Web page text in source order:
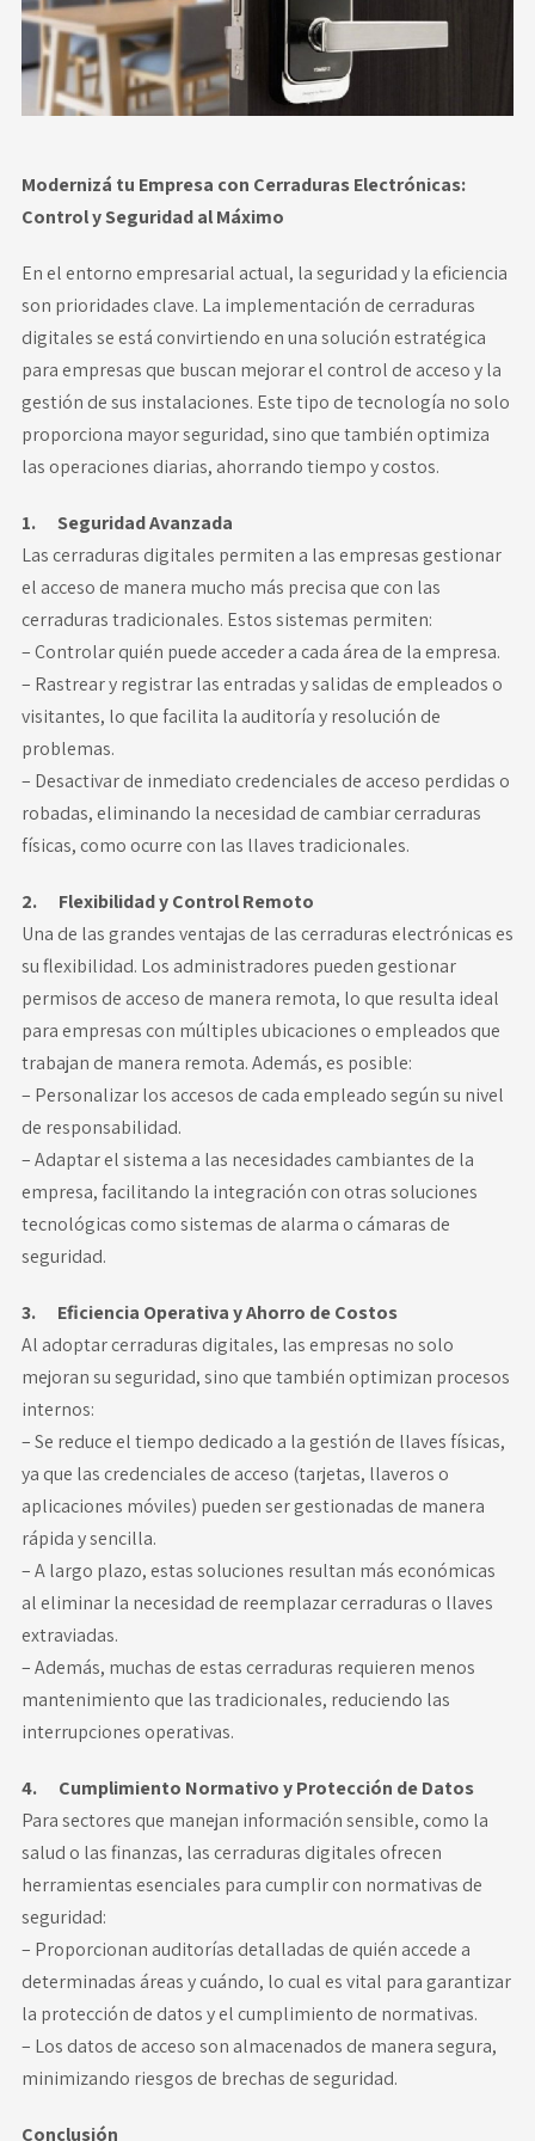
Novedades
Faq
Contacto
Modernizá tu Empresa con Cerraduras Electrónicas:
Control y Seguridad al Máximo
En el entorno empresarial actual, la seguridad y la eficiencia
son prioridades clave. La implementación de cerraduras
digitales se está convirtiendo en una solución estratégica
para empresas que buscan mejorar el control de acceso y la
gestión de sus instalaciones. Este tipo de tecnología no solo
proporciona mayor seguridad, sino que también optimiza
las operaciones diarias, ahorrando tiempo y costos.
1. Seguridad Avanzada
Las cerraduras digitales permiten a las empresas gestionar
el acceso de manera mucho más precisa que con las
cerraduras tradicionales. Estos sistemas permiten:
– Controlar quién puede acceder a cada área de la empresa.
– Rastrear y registrar las entradas y salidas de empleados o
visitantes, lo que facilita la auditoría y resolución de
problemas.
– Desactivar de inmediato credenciales de acceso perdidas o
robadas, eliminando la necesidad de cambiar cerraduras
físicas, como ocurre con las llaves tradicionales.
2. Flexibilidad y Control Remoto
Una de las grandes ventajas de las cerraduras electrónicas es
su flexibilidad. Los administradores pueden gestionar
permisos de acceso de manera remota, lo que resulta ideal
para empresas con múltiples ubicaciones o empleados que
trabajan de manera remota. Además, es posible:
– Personalizar los accesos de cada empleado según su nivel
de responsabilidad.
– Adaptar el sistema a las necesidades cambiantes de la
empresa, facilitando la integración con otras soluciones
tecnológicas como sistemas de alarma o cámaras de
seguridad.
3. Eficiencia Operativa y Ahorro de Costos
Al adoptar cerraduras digitales, las empresas no solo
mejoran su seguridad, sino que también optimizan procesos
internos:
– Se reduce el tiempo dedicado a la gestión de llaves físicas,
ya que las credenciales de acceso (tarjetas, llaveros o
aplicaciones móviles) pueden ser gestionadas de manera
rápida y sencilla.
– A largo plazo, estas soluciones resultan más económicas
al eliminar la necesidad de reemplazar cerraduras o llaves
extraviadas.
– Además, muchas de estas cerraduras requieren menos
mantenimiento que las tradicionales, reduciendo las
interrupciones operativas.
4. Cumplimiento Normativo y Protección de Datos
Para sectores que manejan información sensible, como la
salud o las finanzas, las cerraduras digitales ofrecen
herramientas esenciales para cumplir con normativas de
seguridad:
– Proporcionan auditorías detalladas de quién accede a
determinadas áreas y cuándo, lo cual es vital para garantizar
la protección de datos y el cumplimiento de normativas.
– Los datos de acceso son almacenados de manera segura,
minimizando riesgos de brechas de seguridad.
Conclusión